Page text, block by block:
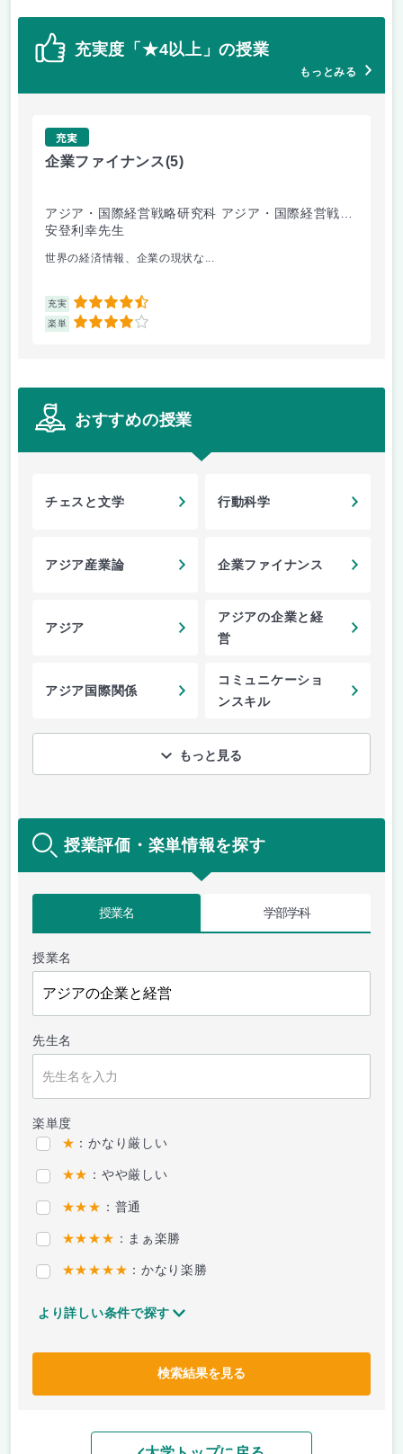
充実度「★4以上」の授業
もっとみる
充実
企業ファイナンス(5)
アジア・国際経営戦略研究科 アジア・国際経営戦略
専攻
安登利幸先生
世界の経済情報、企業の現状な...
充実 4.5
楽単 4
おすすめの授業
チェスと文学 行動科学
アジア産業論 企業ファイナンス
アジア
アジアの企業と経
営
アジア国際関係
コミュニケーショ
ンスキル
もっと見る
授業評価・楽単情報を探す
授業名 学部学科
授業名
先生名
楽単度
★ ：かなり厳しい
★★ ：やや厳しい
★★★ ：普通
★★★★ ：まぁ楽勝
★★★★★ ：かなり楽勝
より詳しい条件で探す
検索結果を見る